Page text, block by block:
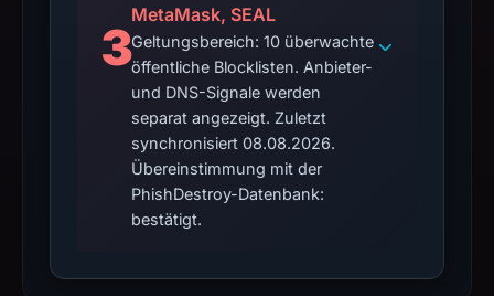
3
MetaMask, SEAL
Geltungsbereich: 10 überwachte
öffentliche Blocklisten. Anbieter-
und DNS-Signale werden
separat angezeigt. Zuletzt
synchronisiert 08.08.2026.
Übereinstimmung mit der
PhishDestroy-Datenbank:
bestätigt.